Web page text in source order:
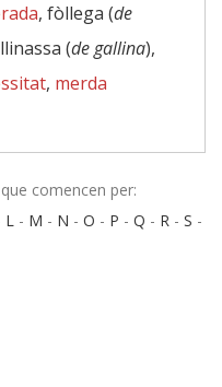
, fòllega (de
(de gallina),
, merda
comencen per:
L - M - N - O - P - Q - R - S -